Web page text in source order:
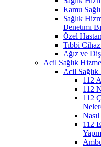
Kamu
Sağlık
Denetimi
Özel
Tıbbi
Ağız ve
Acil Sağlık
Acil Sağlık
112
112
112
Nasıl
112